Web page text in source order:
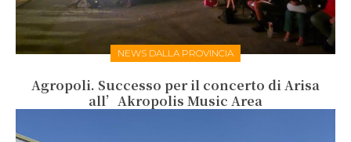
NEWS DALLA PROVINCIA
Agropoli. Successo per il concerto di Arisa
all’Akropolis Music Area